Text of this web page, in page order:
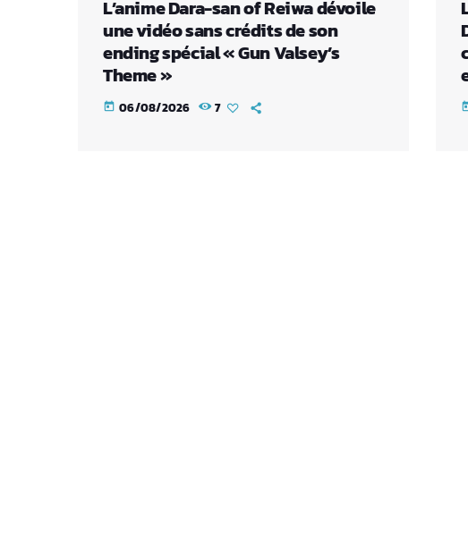
L’anime Dara-san of Reiwa dévoile
une vidéo sans crédits de son
ending spécial « Gun Valsey’s
Theme »
today 06/08/2026 7